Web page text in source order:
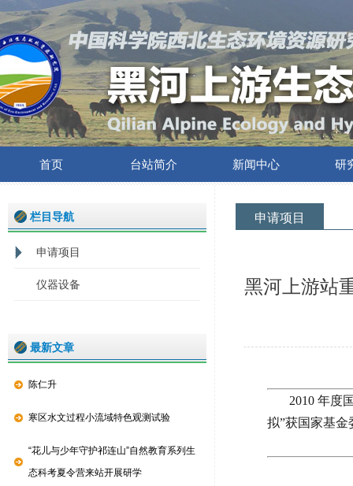
首页 台站简介 新闻中心 研
栏目导航
申请项目
仪器设备
最新文章
陈仁升
寒区水文过程小流域特色观测试验
“花儿与少年守护祁连山”自然教育系列生
态科考夏令营来站开展研学
申请项目
黑河上游站
2010 年度国
拟”获国家基